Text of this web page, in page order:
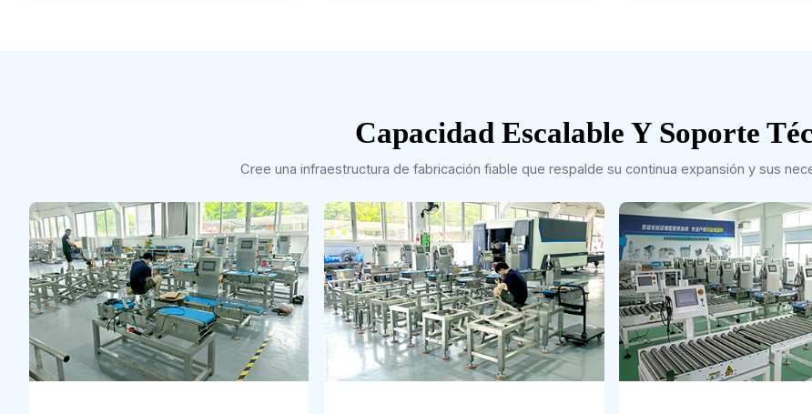
Capacidad Escalable Y Soporte
Cree una infraestructura de fabricación fiable que respalde su continua expansión y sus